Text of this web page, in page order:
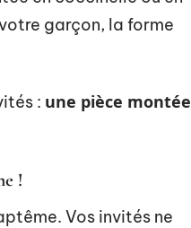
garçon, la forme
: une pièce montée
!
Vos invités ne